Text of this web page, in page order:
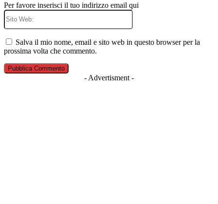
Per favore inserisci il tuo indirizzo email qui
Sito
Salva il mio nome, email e sito web in questo browser per la
prossima volta che commento.
- Advertisment -